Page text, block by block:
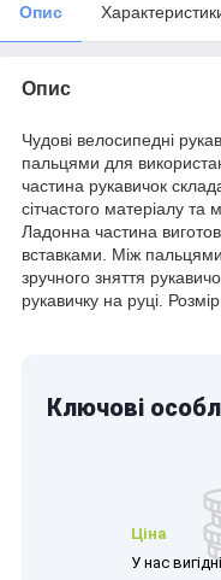
Опис
Опис
Чудові велосипедні
пальцями для
частина рукавичок
сітчастого матеріалу та
Ладонна частина
вставками. Між
зручного зняття
рукавичку на руці.
Ключові
Ціна
У нас